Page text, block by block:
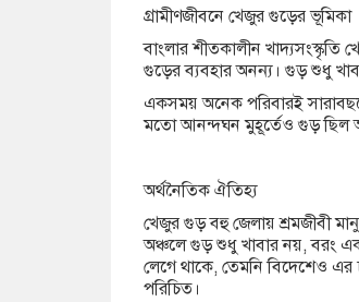
গ্রামীণজীবনে খেজুর গুড়ের ভূমিকা
বাংলার শীতকালীন
গুড়ের ব্যবহার অনন্য। গুড় শুধু
একসময় অনেক পরিবারই
মতো আনন্দঘন মুহূর্তেও গুড় ছিল
অর্থনৈতিক ঐতিহ্য
খেজুর গুড় বহু জেলায় শ্রমজীবী
অঞ্চলে গুড় শুধু খাবার নয়, বরং
লেগে থাকে, তেমনি বিদেশেও এর
পরিচিত।